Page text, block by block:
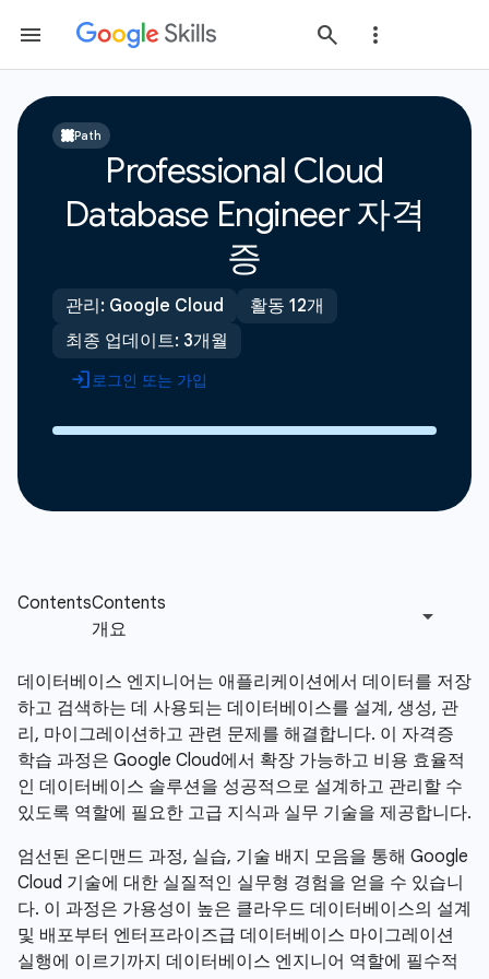
Path
Professional Cloud
Database Engineer 자격
증
관리: Google Cloud
활동 12개
최종 업데이트: 3개월
로그인 또는 가입
데이터베이스 엔지니어는 애플리케이션에서 데이터를 저장
하고 검색하는 데 사용되는 데이터베이스를 설계, 생성, 관
리, 마이그레이션하고 관련 문제를 해결합니다. 이 자격증
학습 과정은 Google Cloud에서 확장 가능하고 비용 효율적
인 데이터베이스 솔루션을 성공적으로 설계하고 관리할 수
있도록 역할에 필요한 고급 지식과 실무 기술을 제공합니다.
엄선된 온디맨드 과정, 실습, 기술 배지 모음을 통해 Google
Cloud 기술에 대한 실질적인 실무형 경험을 얻을 수 있습니
다. 이 과정은 가용성이 높은 클라우드 데이터베이스의 설계
및 배포부터 엔터프라이즈급 데이터베이스 마이그레이션
실행에 이르기까지 데이터베이스 엔지니어 역할에 필수적